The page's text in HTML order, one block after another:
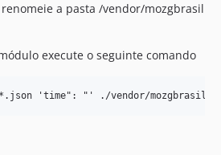
a pasta /vendor/mozgbrasil
execute o seguinte comando